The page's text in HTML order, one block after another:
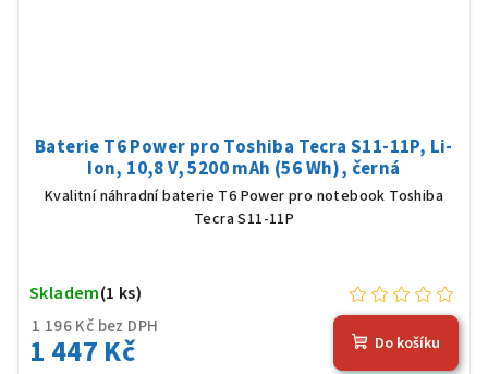
Baterie T6 Power pro Toshiba Tecra S11-11P, Li-
Ion, 10,8 V, 5200 mAh (56 Wh), černá
Kvalitní náhradní baterie T6 Power pro notebook Toshiba
Tecra S11-11P
1 196 Kč bez DPH
1 447 Kč
Skladem(1 ks)
Do košíku